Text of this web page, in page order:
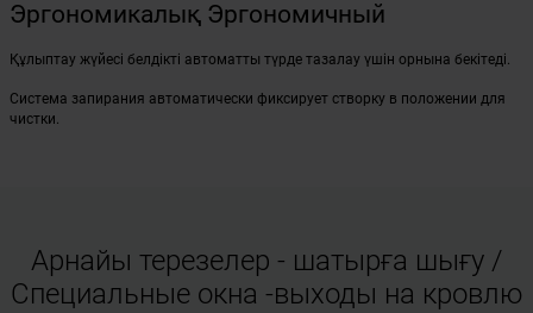
Эргономикалық Эргономичный
Құлыптау жүйесі белдікті автоматты түрде тазалау үшін орнына бекітеді.
Система запирания автоматически фиксирует створку в положении для
чистки.
Арнайы терезелер - шатырға шығу /
Специальные окна -выходы на кровлю